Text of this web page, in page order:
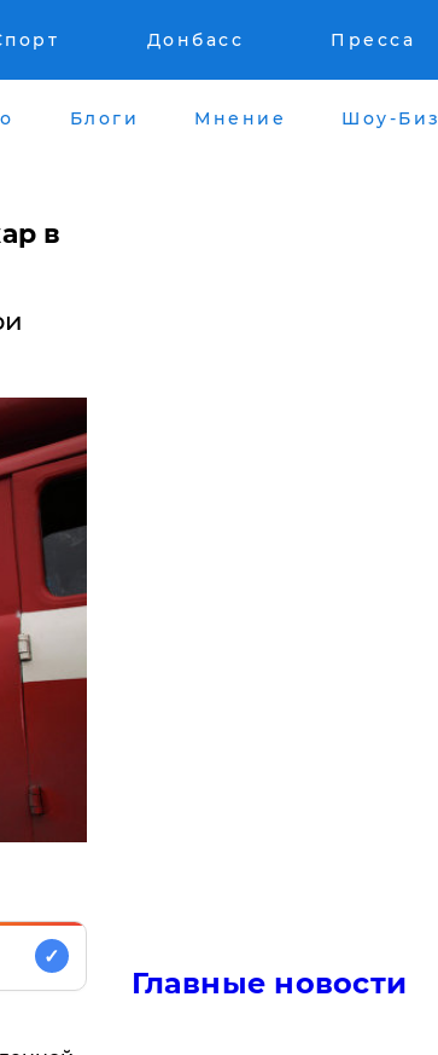
Донбасс Пресса
Блоги Мнение Шоу-Биз
в
✓
Главные новости